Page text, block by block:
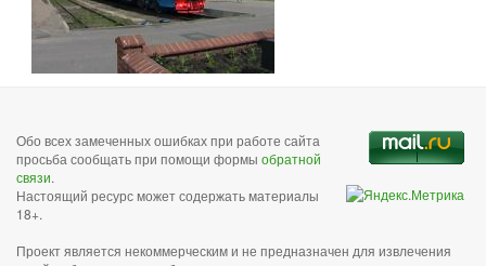
Обо всех замеченных ошибках при работе сайта
просьба сообщать при помощи формы обратной
связи.
Настоящий ресурс может содержать материалы
18+.
Проект является некоммерческим и не предназначен для извлечения